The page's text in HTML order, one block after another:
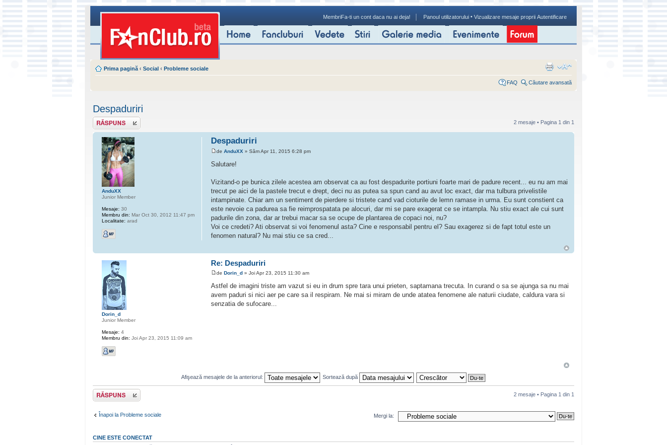
MembriFa-ti un cont daca nu ai deja! Panoul utilizatorului • Vizualizare mesaje proprii Autentificare
Prima pagină ‹ Social ‹ Probleme sociale
FAQ Căutare avansată
Despaduriri
Scrie un răspuns 2 mesaje • Pagina 1 din 1
Despaduriri
de AnduXX » Sâm Apr 11, 2015 6:28 pm
Salutare!
Vizitand-o pe bunica zilele acestea am observat ca au fost despadurite portiuni foarte mari de padure recent... eu nu am mai
trecut pe aici de la pastele trecut e drept, deci nu as putea sa spun cand au avut loc exact, dar ma tulbura privelistile
intampinate. Chiar am un sentiment de pierdere si tristete cand vad cioturile de lemn ramase in urma. Eu sunt constient ca
este nevoie ca padurea sa fie reimprospatata pe alocuri, dar mi se pare exagerat ce se intampla. Nu stiu exact ale cui sunt
padurile din zona, dar ar trebui macar sa se ocupe de plantarea de copaci noi, nu?
Voi ce credeti? Ati observat si voi fenomenul asta? Cine e responsabil pentru el? Sau exagerez si de fapt totul este un
fenomen natural? Nu mai stiu ce sa cred...
AnduXX
Junior Member
Mesaje: 30
Membru din: Mar Oct 30, 2012 11:47 pm
Localitate: arad
Re: Despaduriri
de Dorin_d » Joi Apr 23, 2015 11:30 am
Astfel de imagini triste am vazut si eu in drum spre tara unui prieten, saptamana trecuta. In curand o sa se ajunga sa nu mai
avem paduri si nici aer pe care sa il respiram. Ne mai si miram de unde atatea fenomene ale naturii ciudate, caldura vara si
senzatia de sufocare...
Dorin_d
Junior Member
Mesaje: 4
Membru din: Joi Apr 23, 2015 11:09 am
Afişează mesajele de la anteriorul: Sortează după
Scrie un răspuns 2 mesaje • Pagina 1 din 1
Înapoi la Probleme sociale Mergi la:
CINE ESTE CONECTAT